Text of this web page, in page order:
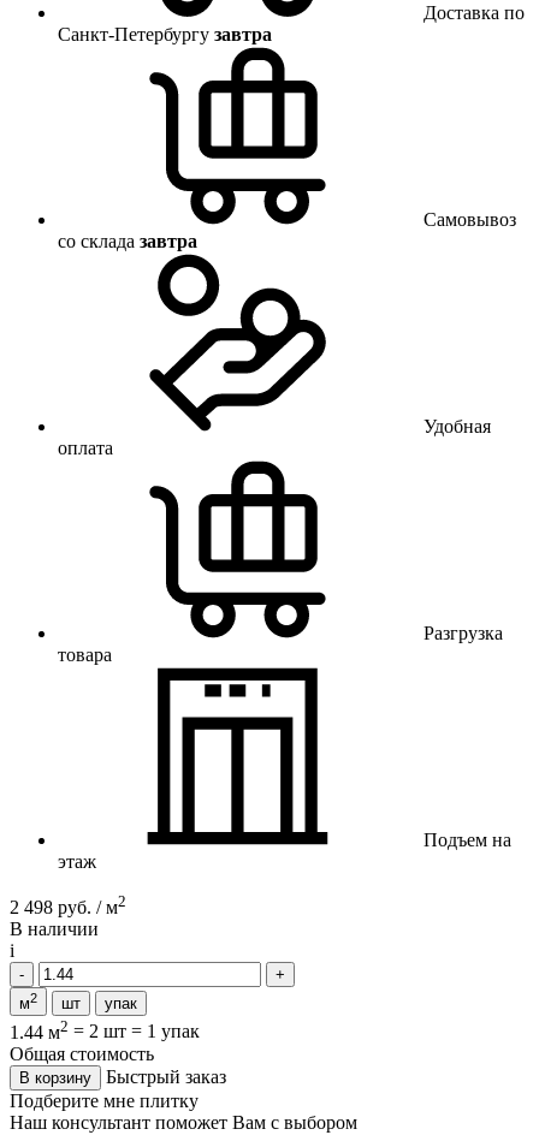
Доставка по
Санкт-Петербургу завтра
Самовывоз
со склада завтра
Удобная
оплата
Разгрузка
товара
Подъем на
этаж
2 498 руб. / м2
В наличии
i
м2 шт упак
1.44 м2 = 2 шт = 1 упак
Общая стоимость
В корзину
Быстрый заказ
Подберите мне плитку
Наш консультант поможет Вам с выбором